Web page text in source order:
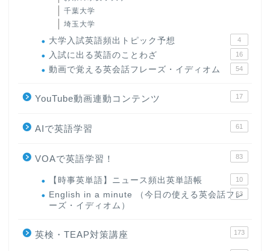
千葉大学
埼玉大学
大学入試英語頻出トピック予想 4
入試に出る英語のことわざ 16
動画で覚える英会話フレーズ・イディオム 54
YouTube動画連動コンテンツ 17
AIで英語学習 61
VOAで英語学習！ 83
【時事英単語】ニュース頻出英単語帳 10
English in a minute （今日の使える英会話フレ
ーズ・イディオム）
63
英検・TEAP対策講座 173